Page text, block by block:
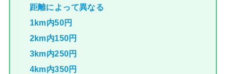
距離によって異なる
1km内50円
2km内150円
3km内250円
4km内350円